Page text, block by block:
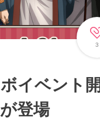
3
イベント開
登場